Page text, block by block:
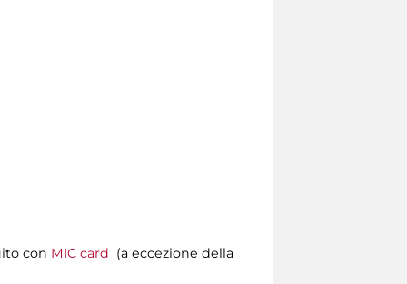
con MIC card (a eccezione della